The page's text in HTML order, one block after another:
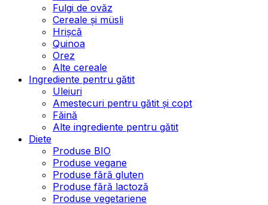
Fulgi de ovăz
Cereale și müsli
Hrișcă
Quinoa
Orez
Alte cereale
Ingrediente pentru gătit
Uleiuri
Amestecuri pentru gătit și copt
Făină
Alte ingrediente pentru gătit
Diete
Produse BIO
Produse vegane
Produse fără gluten
Produse fără lactoză
Produse vegetariene